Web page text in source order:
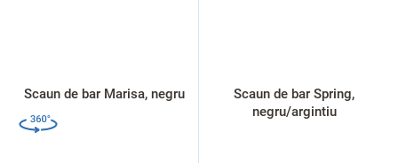
Scaun de bar Marisa, negru
Scaun de bar Spring,
negru/argintiu